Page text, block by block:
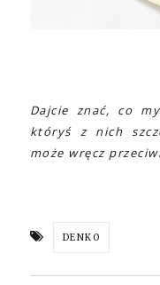
Dajcie znać, co
któryś z nich
może wręcz
DENKO